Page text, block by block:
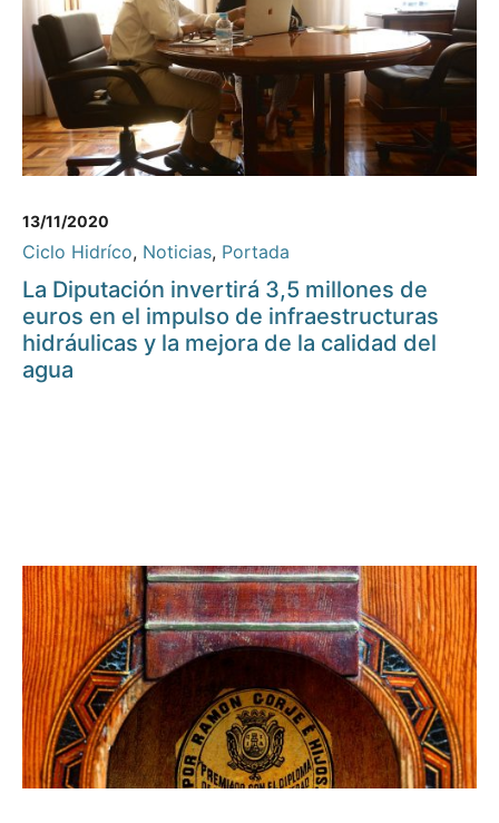
13/11/2020
Ciclo Hidríco, Noticias, Portada
La Diputación invertirá 3,5 millones de
euros en el impulso de infraestructuras
hidráulicas y la mejora de la calidad del
agua